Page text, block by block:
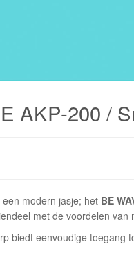
AKP-200 /
modern jasje; het BE
met de voordelen van
biedt eenvoudige toegang